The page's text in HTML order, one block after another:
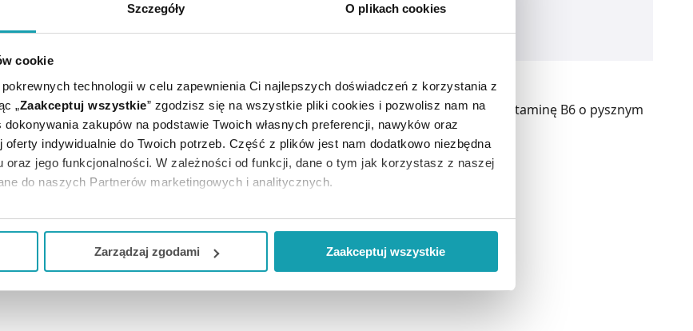
Szczegóły O plikach cookies
cookie
technologii w celu zapewnienia Ci najlepszych doświadczeń z korzystania z
„Zaakceptuj wszystkie” zgodzisz się na wszystkie pliki cookies i pozwolisz nam na
zakupów na podstawie Twoich własnych preferencji, nawyków oraz
indywidualnie do Twoich potrzeb. Część z plików jest nam dodatkowo niezbędna
oraz jego funkcjonalności. W zależności od funkcji, dane o tym jak korzystasz z naszej
do naszych Partnerów marketingowych i analitycznych.
i wybrać tylko niektóre dodatkowe funkcje, z którymi wiąże się zbieranie danych o
Zarządzaj zgodami Zaakceptuj wszystkie
3 roku życia ułatwiający pokrycie zapotrzebowania organizmu na magnez i witaminę B6 o pysznym